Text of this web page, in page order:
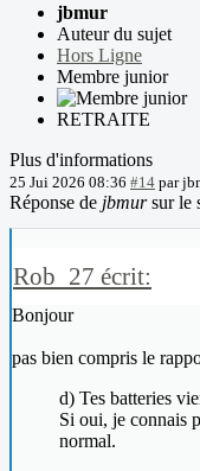
jbmur
Auteur du sujet
Hors Ligne
Membre junior
RETRAITE
Plus d'informations
25 Jui 2026 08:36 #14 par
Réponse de jbmursur le
Rob_27 écrit:
Bonjour
pas bien compris le
d) Tes batteries
Si oui, je connais
normal.